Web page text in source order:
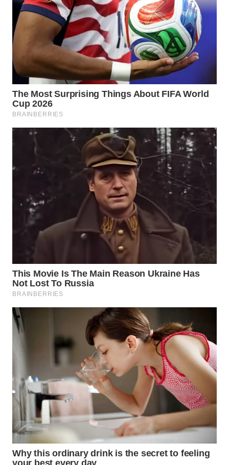
BINJAI
CIREBON
WN
INDRAMAYU
WN
KUNINGAN
MAJALENGKA
SUBANG
WN
SUKABUMI
PURWAKARTA
WN
PRIANGAN
WN
SOLO
WN
BOROBUDUR
WN